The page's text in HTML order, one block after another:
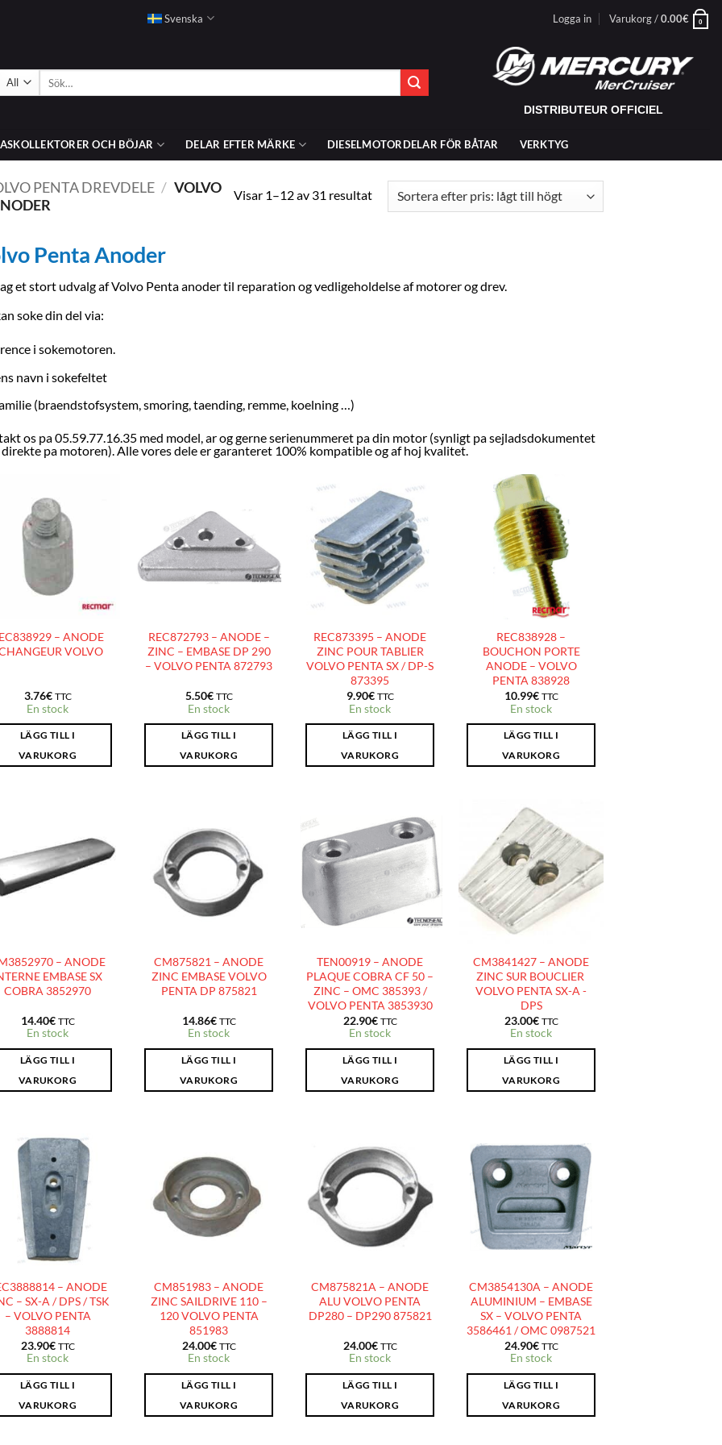
Svenska Logga in Varukorg /0.00€ 0
DISTRIBUTEUR OFFICIEL
OCH BÖJAR DELAR EFTER MÄRKE DIESELMOTORDELAR FÖR BÅTAR VERKTYG
PENTA DREVDELE / VOLVO
Visar 1–12 av 31 resultatSorterade
Penta Anoder
et stort udvalg af Volvo Penta anoder til reparation og vedligeholdelse af motorer og drev.
soke din del via:
i sokemotoren.
navn i sokefeltet
(braendstofsystem, smoring, taending, remme, koelning …)
os pa 05.59.77.16.35 med model, ar og gerne serienummeret pa din motor (synligt pa sejladsdokumentet
pa motoren). Alle vores dele er garanteret 100% kompatible og af hoj kvalitet.
AJOUTER
LISTE
– ANODE
VOLVO
3.76€ TTC
En stock
LÄGG TILL I
VARUKORG
AJOUTER
À LA
LISTE
REC872793 – ANODE –
ZINC – EMBASE DP 290
– VOLVO PENTA 872793
5.50€ TTC
En stock
LÄGG TILL I
VARUKORG
AJOUTER
À LA
LISTE
D’ENVIES
REC873395 – ANODE
ZINC POUR TABLIER
VOLVO PENTA SX / DP-S
873395
9.90€ TTC
En stock
LÄGG TILL I
VARUKORG
AJOUTER
À LA
LISTE
D’ENVIES
REC838928 –
BOUCHON PORTE
ANODE – VOLVO
PENTA 838928
10.99€ TTC
En stock
LÄGG TILL I
VARUKORG
AJOUTER
À LA
LISTE
– ANODE
EMBASE SX
COBRA 3852970
14.40€ TTC
En stock
LÄGG TILL I
VARUKORG
AJOUTER
À LA
LISTE
D’ENVIES
CM875821 – ANODE
ZINC EMBASE VOLVO
PENTA DP 875821
14.86€ TTC
En stock
LÄGG TILL I
VARUKORG
AJOUTER
LISTE
TEN00919 – ANODE
PLAQUE COBRA CF 50 –
ZINC – OMC 385393 /
VOLVO PENTA 3853930
22.90€ TTC
En stock
LÄGG TILL I
VARUKORG
AJOUTER
À LA
LISTE
D’ENVIES
CM3841427 – ANODE
ZINC SUR BOUCLIER
VOLVO PENTA SX-A -
DPS
23.00€ TTC
En stock
LÄGG TILL I
VARUKORG
AJOUTER
À LA
LISTE
D’ENVIES
– ANODE
– SX-A / DPS / TSK
– VOLVO PENTA
3888814
23.90€ TTC
En stock
LÄGG TILL I
VARUKORG
AJOUTER
À LA
LISTE
D’ENVIES
CM851983 – ANODE
ZINC SAILDRIVE 110 –
120 VOLVO PENTA
851983
24.00€ TTC
En stock
LÄGG TILL I
VARUKORG
AJOUTER
À LA
LISTE
D’ENVIES
CM875821A – ANODE
ALU VOLVO PENTA
DP280 – DP290 875821
24.00€ TTC
En stock
LÄGG TILL I
VARUKORG
AJOUTER
À LA
LISTE
D’ENVIES
CM3854130A – ANODE
ALUMINIUM – EMBASE
SX – VOLVO PENTA
3586461 / OMC 0987521
24.90€ TTC
En stock
LÄGG TILL I
VARUKORG